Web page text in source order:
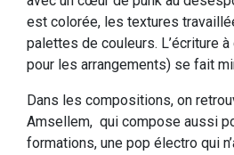
est colorée, les textures
palettes de couleurs. L’écriture
pour les arrangements) se fait
Dans les compositions, on
Amsellem, qui compose aussi
formations, une pop électro qui